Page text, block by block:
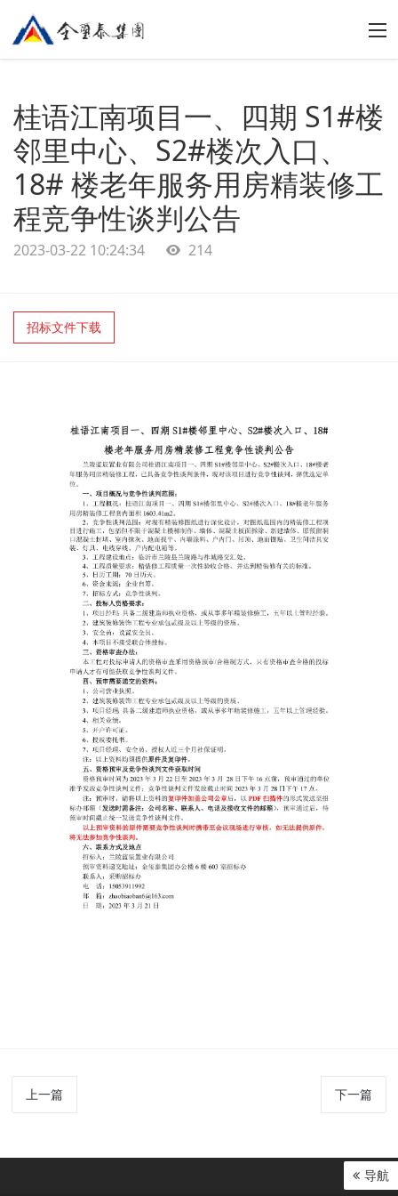
桂语江南项目一、四期 S1#楼
邻里中心、S2#楼次入口、
18# 楼老年服务用房精装修工
程竞争性谈判公告
2023-03-22 10:24:34 214
招标文件下载
上一篇 下一篇
导航